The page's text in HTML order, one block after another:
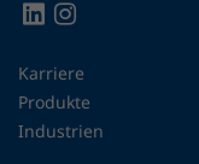
Karriere
Produkte
Industrien